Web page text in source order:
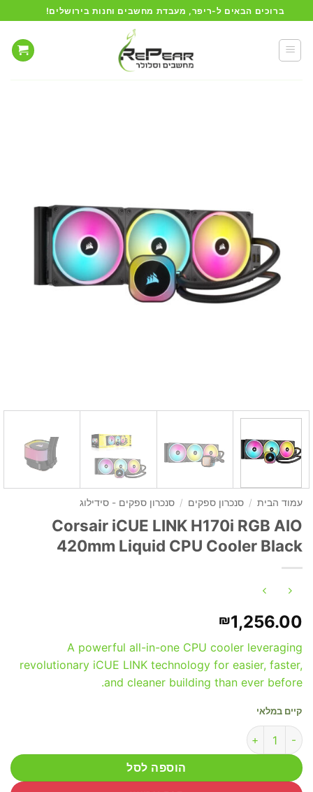
to
content
ברוכים הבאים ל-ריפר, מעבדת מחשבים וחנות בירושלים!
עמוד הבית / סנכרון ספקים / סנכרון ספקים - סידילוג
Corsair iCUE LINK H170i RGB AIO
420mm Liquid CPU Cooler Black
₪1,256.00
A powerful all-in-one CPU cooler leveraging
revolutionary iCUE LINK technology for easier, faster,
and cleaner building than ever before.
קיים במלאי
כמות של Corsair iCUE LINK H170i RGB AIO 420mm Liquid CPU Cooler Black
הוספה לסל